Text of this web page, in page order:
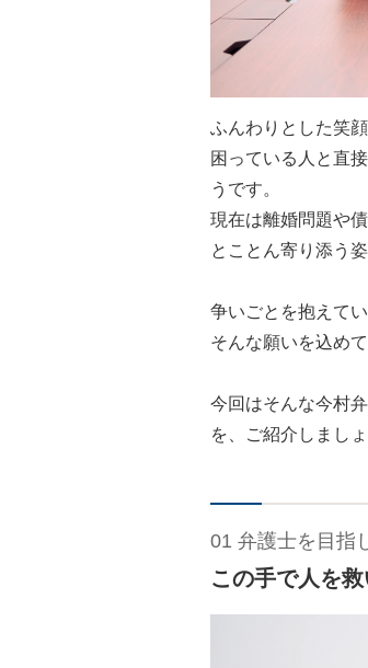
ふんわりとした笑
困っている人と直
うです。
現在は離婚問題や
とことん寄り添う
争いごとを抱えて
そんな願いを込め
今回はそんな今村
を、ご紹介しましょ
01 弁護士を目指
この手で人を